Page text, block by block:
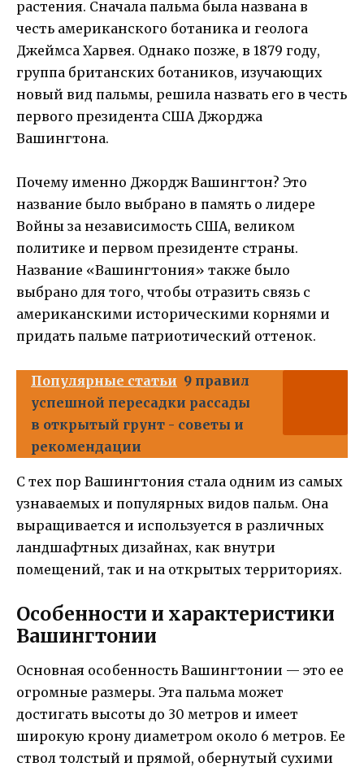
растения. Сначала пальма была названа в
честь американского ботаника и геолога
Джеймса Харвея. Однако позже, в 1879 году,
группа британских ботаников, изучающих
новый вид пальмы, решила назвать его в честь
первого президента США Джорджа
Вашингтона.
Почему именно Джордж Вашингтон? Это
название было выбрано в память о лидере
Войны за независимость США, великом
политике и первом президенте страны.
Название «Вашингтония» также было
выбрано для того, чтобы отразить связь с
американскими историческими корнями и
придать пальме патриотический оттенок.
Популярные статьи 9 правил
успешной пересадки рассады
в открытый грунт - советы и
рекомендации
С тех пор Вашингтония стала одним из самых
узнаваемых и популярных видов пальм. Она
выращивается и используется в различных
ландшафтных дизайнах, как внутри
помещений, так и на открытых территориях.
Особенности и характеристики
Вашингтонии
Основная особенность Вашингтонии — это ее
огромные размеры. Эта пальма может
достигать высоты до 30 метров и имеет
широкую крону диаметром около 6 метров. Ее
ствол толстый и прямой, обернутый сухими